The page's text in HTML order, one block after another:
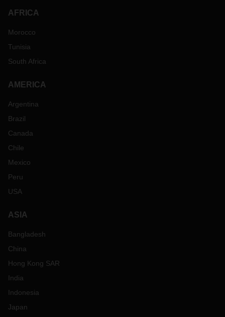
AFRICA
Morocco
Tunisia
South Africa
AMERICA
Argentina
Brazil
Canada
Chile
Mexico
Peru
USA
ASIA
Bangladesh
China
Hong Kong SAR
India
Indonesia
Japan